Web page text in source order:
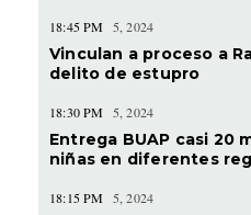
18:45 PM 5, 2024
Vinculan a proceso a
delito de estupro
18:30 PM 5, 2024
Entrega BUAP casi 20
niñas en diferentes
18:15 PM 5, 2024